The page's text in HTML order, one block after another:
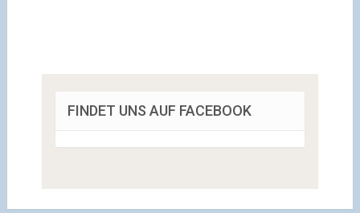
FINDET UNS AUF FACEBOOK